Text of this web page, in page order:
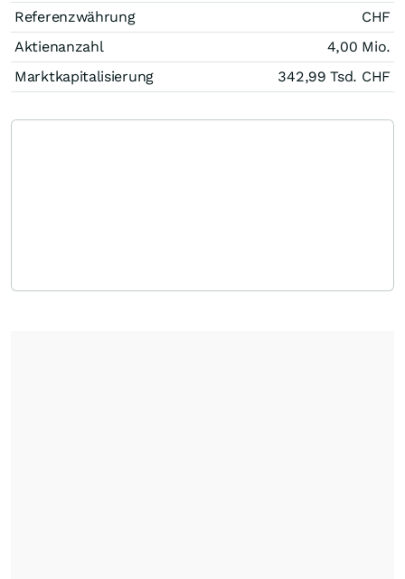
Referenzwährung
CHF
Aktienanzahl
4,00 Mio.
Marktkapitalisierung
342,99 Tsd. CHF